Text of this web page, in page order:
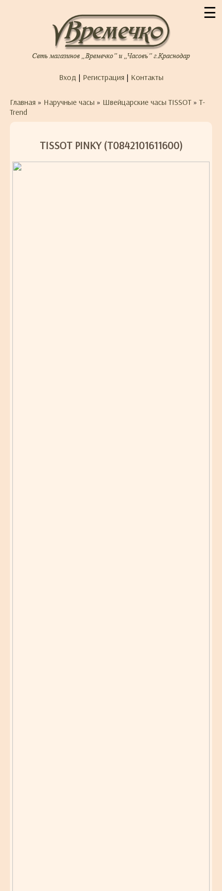
☰
Вход | Регистрация | Контакты
Главная » Наручные часы » Швейцарские часы TISSOT »T-
Trend
TISSOT PINKY (T0842101611600)